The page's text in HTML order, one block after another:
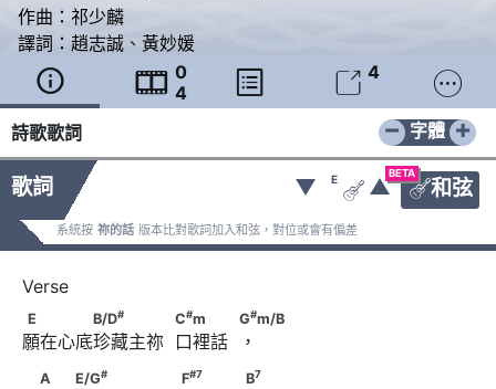
作曲： 祁少麟
譯詞： 趙志誠 、 黃妙媛
  0
4
  4 
詩歌歌詞 − +
字體
歌詞
BETA
和弦
▼ E
 ▲
系統按 祢的話 版本比對歌詞加入和弦，對位或會有偏差
E　　　　B/D
C
G#m/B
E B/D# C#m G#m/B
願在心底珍藏主祢  口裡話  ，
A　　E/G
F 7 B
A E/G# F#7 B7